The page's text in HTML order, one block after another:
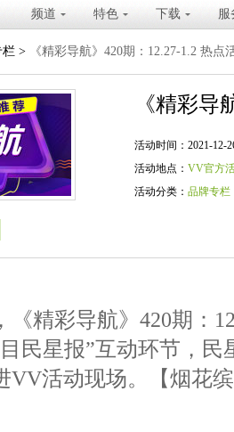
频道 特色 下载 服
栏 > 《精彩导航》420期：12.27-1.2 热点
《精彩导
活动时间：2021-12-
活动地点： VV官方
活动分类： 品牌专栏
《精彩导航》420期：
民星报”互动环节，
VV活动现场。【烟花